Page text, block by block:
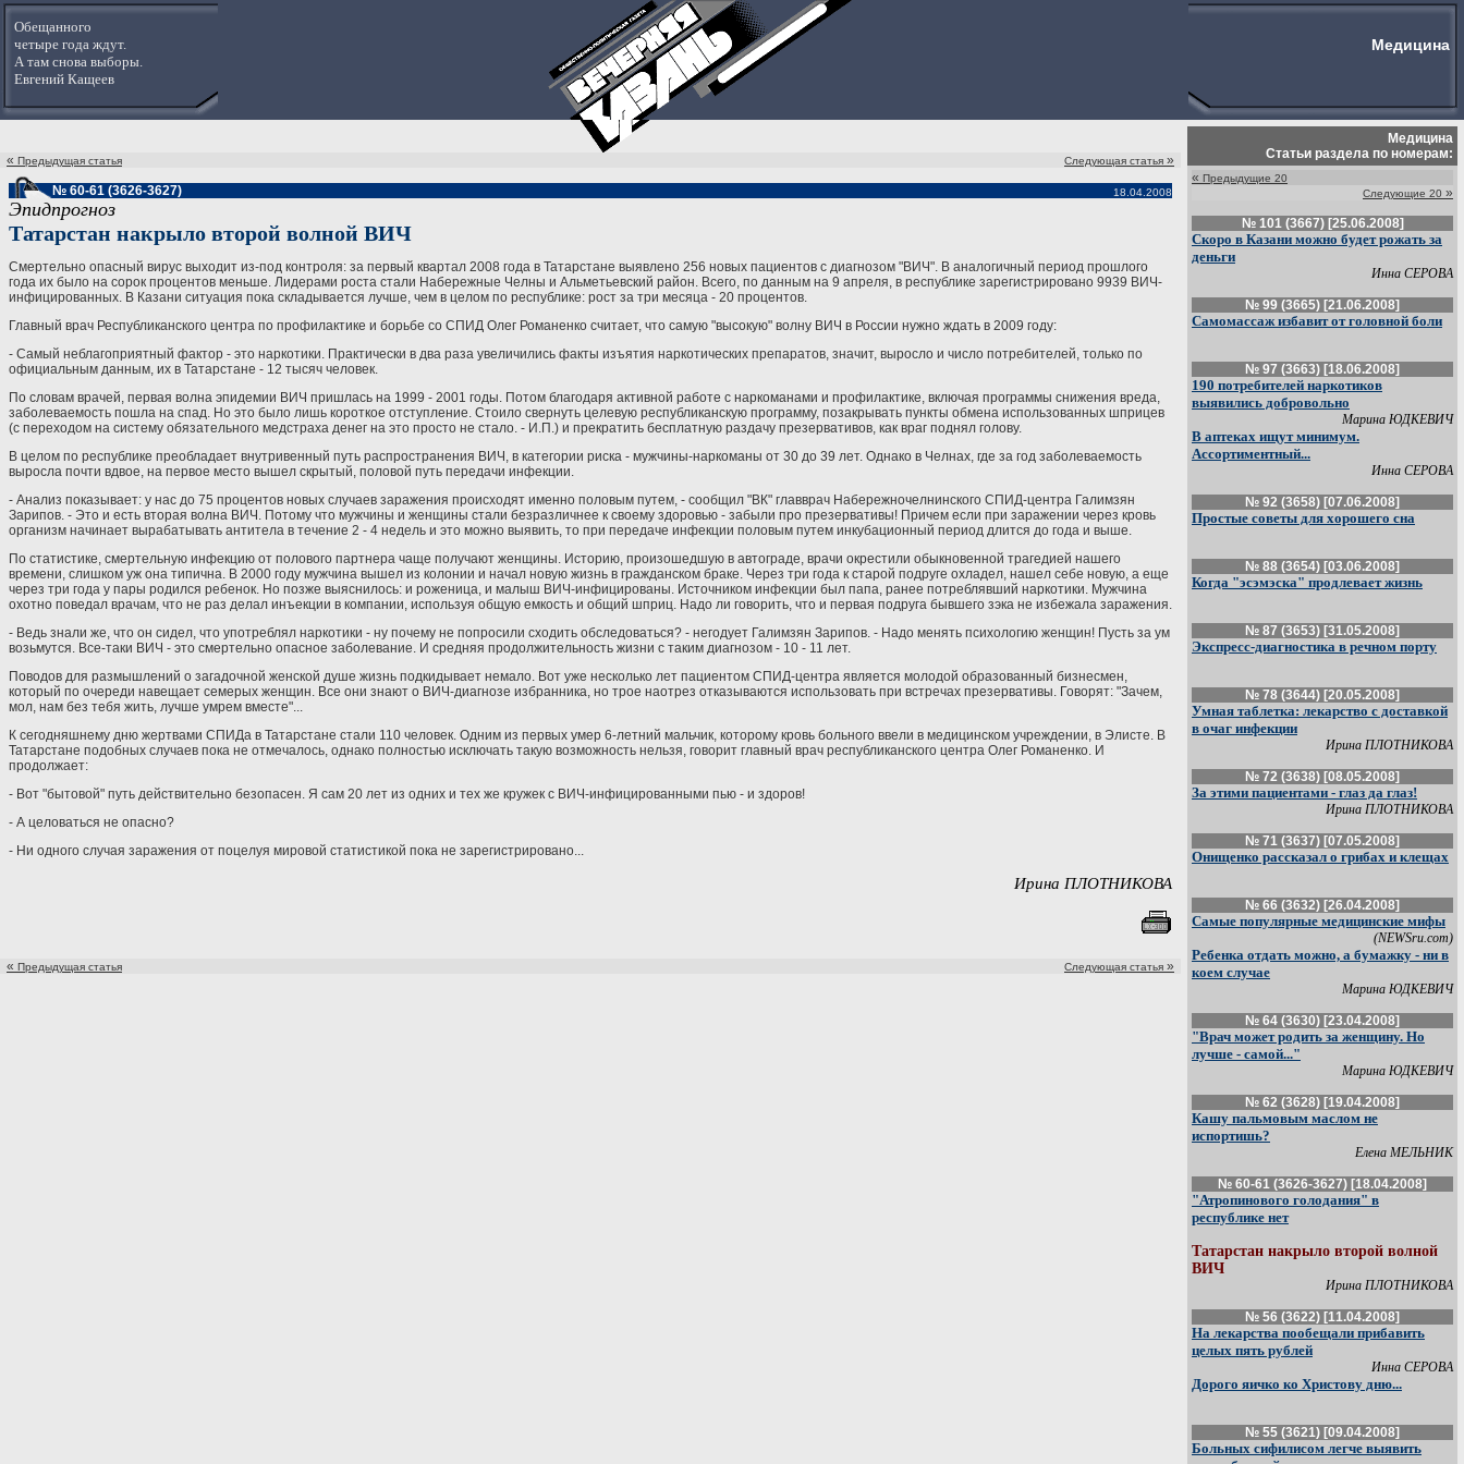
Обещанного
четыре года ждут.
А там снова выборы.
Евгений Кащеев
Медицина
« Предыдущая статья Следующая статья »
№ 60-61 (3626-3627)
18.04.2008
Эпидпрогноз
Татарстан накрыло второй волной ВИЧ
Смертельно опасный вирус выходит из-под контроля: за первый квартал 2008 года в Татарстане выявлено 256 новых пациентов с диагнозом "ВИЧ". В аналогичный период прошлого
года их было на сорок процентов меньше. Лидерами роста стали Набережные Челны и Альметьевский район. Всего, по данным на 9 апреля, в республике зарегистрировано 9939 ВИЧ-
инфицированных. В Казани ситуация пока складывается лучше, чем в целом по республике: рост за три месяца - 20 процентов.
Главный врач Республиканского центра по профилактике и борьбе со СПИД Олег Романенко считает, что самую "высокую" волну ВИЧ в России нужно ждать в 2009 году:
- Самый неблагоприятный фактор - это наркотики. Практически в два раза увеличились факты изъятия наркотических препаратов, значит, выросло и число потребителей, только по
официальным данным, их в Татарстане - 12 тысяч человек.
По словам врачей, первая волна эпидемии ВИЧ пришлась на 1999 - 2001 годы. Потом благодаря активной работе с наркоманами и профилактике, включая программы снижения вреда,
заболеваемость пошла на спад. Но это было лишь короткое отступление. Стоило свернуть целевую республиканскую программу, позакрывать пункты обмена использованных шприцев
(с переходом на систему обязательного медстраха денег на это просто не стало. - И.П.) и прекратить бесплатную раздачу презервативов, как враг поднял голову.
В целом по республике преобладает внутривенный путь распространения ВИЧ, в категории риска - мужчины-наркоманы от 30 до 39 лет. Однако в Челнах, где за год заболеваемость
выросла почти вдвое, на первое место вышел скрытый, половой путь передачи инфекции.
- Анализ показывает: у нас до 75 процентов новых случаев заражения происходят именно половым путем, - сообщил "ВК" главврач Набережночелнинского СПИД-центра Галимзян
Зарипов. - Это и есть вторая волна ВИЧ. Потому что мужчины и женщины стали безразличнее к своему здоровью - забыли про презервативы! Причем если при заражении через кровь
организм начинает вырабатывать антитела в течение 2 - 4 недель и это можно выявить, то при передаче инфекции половым путем инкубационный период длится до года и выше.
По статистике, смертельную инфекцию от полового партнера чаще получают женщины. Историю, произошедшую в автограде, врачи окрестили обыкновенной трагедией нашего
времени, слишком уж она типична. В 2000 году мужчина вышел из колонии и начал новую жизнь в гражданском браке. Через три года к старой подруге охладел, нашел себе новую, а еще
через три года у пары родился ребенок. Но позже выяснилось: и роженица, и малыш ВИЧ-инфицированы. Источником инфекции был папа, ранее потреблявший наркотики. Мужчина
охотно поведал врачам, что не раз делал инъекции в компании, используя общую емкость и общий шприц. Надо ли говорить, что и первая подруга бывшего зэка не избежала заражения.
- Ведь знали же, что он сидел, что употреблял наркотики - ну почему не попросили сходить обследоваться? - негодует Галимзян Зарипов. - Надо менять психологию женщин! Пусть за ум
возьмутся. Все-таки ВИЧ - это смертельно опасное заболевание. И средняя продолжительность жизни с таким диагнозом - 10 - 11 лет.
Поводов для размышлений о загадочной женской душе жизнь подкидывает немало. Вот уже несколько лет пациентом СПИД-центра является молодой образованный бизнесмен,
который по очереди навещает семерых женщин. Все они знают о ВИЧ-диагнозе избранника, но трое наотрез отказываются использовать при встречах презервативы. Говорят: "Зачем,
мол, нам без тебя жить, лучше умрем вместе"...
К сегодняшнему дню жертвами СПИДа в Татарстане стали 110 человек. Одним из первых умер 6-летний мальчик, которому кровь больного ввели в медицинском учреждении, в Элисте. В
Татарстане подобных случаев пока не отмечалось, однако полностью исключать такую возможность нельзя, говорит главный врач республиканского центра Олег Романенко. И
продолжает:
- Вот "бытовой" путь действительно безопасен. Я сам 20 лет из одних и тех же кружек с ВИЧ-инфицированными пью - и здоров!
- А целоваться не опасно?
- Ни одного случая заражения от поцелуя мировой статистикой пока не зарегистрировано...
Ирина ПЛОТНИКОВА
« Предыдущая статья Следующая статья »
Медицина
Статьи раздела по номерам:
« Предыдущие 20
Следующие 20 »
№ 101 (3667) [25.06.2008]
Скоро в Казани можно будет рожать за
деньги
Инна СЕРОВА
№ 99 (3665) [21.06.2008]
Самомассаж избавит от головной боли
№ 97 (3663) [18.06.2008]
190 потребителей наркотиков
выявились добровольно
Марина ЮДКЕВИЧ
В аптеках ищут минимум.
Ассортиментный...
Инна СЕРОВА
№ 92 (3658) [07.06.2008]
Простые советы для хорошего сна
№ 88 (3654) [03.06.2008]
Когда "эсэмэска" продлевает жизнь
№ 87 (3653) [31.05.2008]
Экспресс-диагностика в речном порту
№ 78 (3644) [20.05.2008]
Умная таблетка: лекарство с доставкой
в очаг инфекции
Ирина ПЛОТНИКОВА
№ 72 (3638) [08.05.2008]
За этими пациентами - глаз да глаз!
Ирина ПЛОТНИКОВА
№ 71 (3637) [07.05.2008]
Онищенко рассказал о грибах и клещах
№ 66 (3632) [26.04.2008]
Самые популярные медицинские мифы
(NEWSru.com)
Ребенка отдать можно, а бумажку - ни в
коем случае
Марина ЮДКЕВИЧ
№ 64 (3630) [23.04.2008]
"Врач может родить за женщину. Но
лучше - самой..."
Марина ЮДКЕВИЧ
№ 62 (3628) [19.04.2008]
Кашу пальмовым маслом не
испортишь?
Елена МЕЛЬНИК
№ 60-61 (3626-3627) [18.04.2008]
"Атропинового голодания" в
республике нет
Татарстан накрыло второй волной
ВИЧ
Ирина ПЛОТНИКОВА
№ 56 (3622) [11.04.2008]
На лекарства пообещали прибавить
целых пять рублей
Инна СЕРОВА
Дорого яичко ко Христову дню...
№ 55 (3621) [09.04.2008]
Больных сифилисом легче выявить